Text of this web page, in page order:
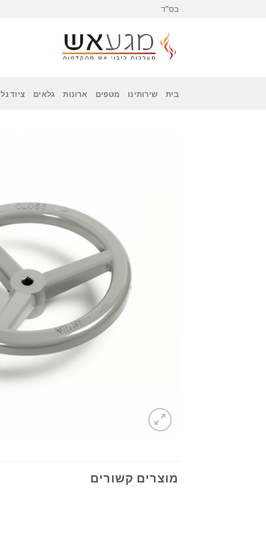
בס"ד
בית שירותינו מטפים ארונות גלאים ציוד
מוצרים קשורים